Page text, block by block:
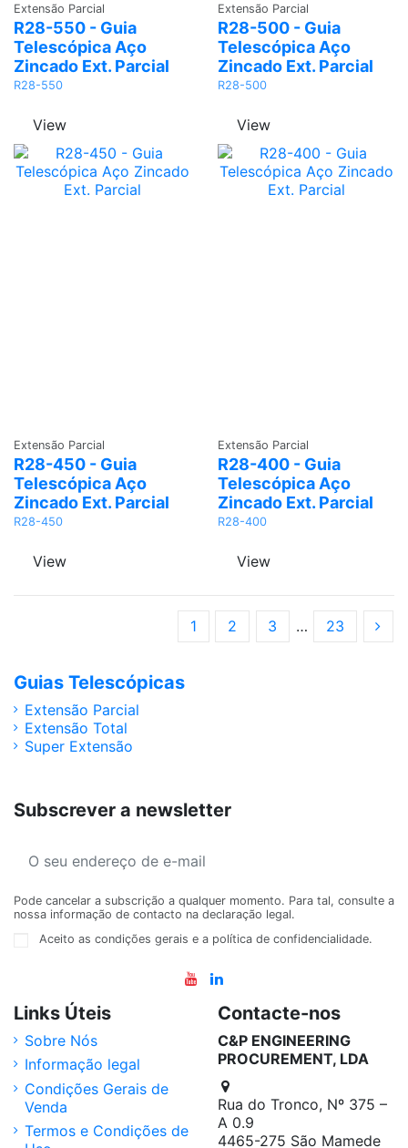
Extensão Parcial
R28-550 - Guia
Telescópica Aço
Zincado Ext. Parcial
R28-550
View
Extensão Parcial
R28-500 - Guia
Telescópica Aço
Zincado Ext. Parcial
R28-500
View
Extensão Parcial
R28-450 - Guia
Telescópica Aço
Zincado Ext. Parcial
R28-450
View
Extensão Parcial
R28-400 - Guia
Telescópica Aço
Zincado Ext. Parcial
R28-400
View
1 2 3 … 23
Guias Telescópicas
Extensão Parcial
Extensão Total
Super Extensão
Subscrever a newsletter
Pode cancelar a subscrição a qualquer momento. Para tal, consulte a
nossa informação de contacto na declaração legal.
Aceito as condições gerais e a política de confidencialidade.
Links Úteis
Sobre Nós
Informação legal
Condições Gerais de
Venda
Termos e Condições de
Contacte-nos
C&P ENGINEERING
PROCUREMENT, LDA
Rua do Tronco, Nº 375 –
A 0.9
4465-275 São Mamede